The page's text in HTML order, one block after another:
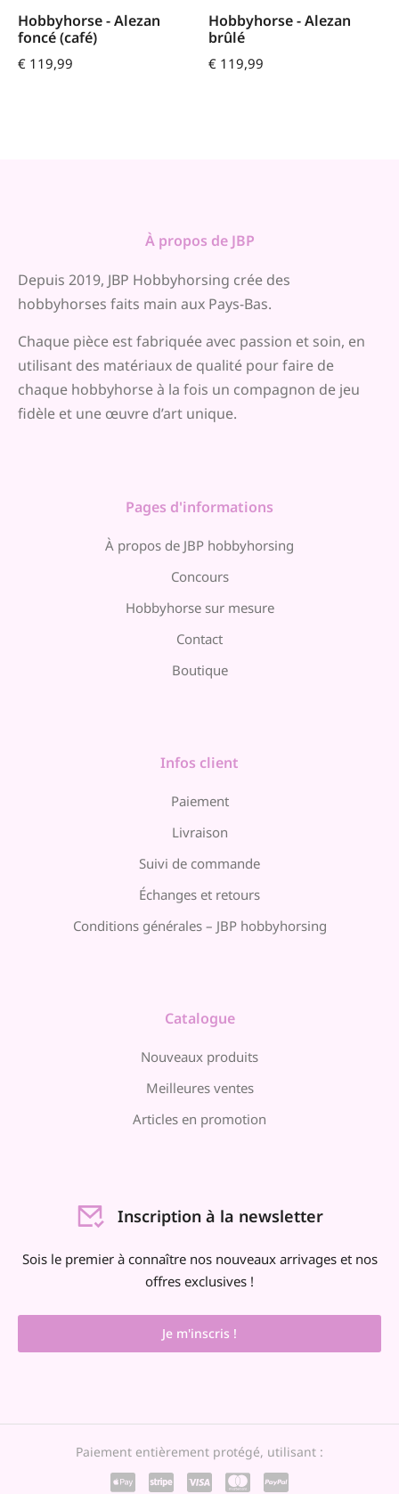
Hobbyhorse - Alezan
foncé (café)
€ 119,99
Hobbyhorse - Alezan
brûlé
€ 119,99
À propos de JBP
Depuis 2019, JBP Hobbyhorsing crée des
hobbyhorses faits main aux Pays-Bas.
Chaque pièce est fabriquée avec passion et soin, en
utilisant des matériaux de qualité pour faire de
chaque hobbyhorse à la fois un compagnon de jeu
fidèle et une œuvre d’art unique.
Pages d'informations
À propos de JBP hobbyhorsing
Concours
Hobbyhorse sur mesure
Contact
Boutique
Infos client
Paiement
Livraison
Suivi de commande
Échanges et retours
Conditions générales – JBP hobbyhorsing
Catalogue
Nouveaux produits
Meilleures ventes
Articles en promotion
Inscription à la newsletter
Sois le premier à connaître nos nouveaux arrivages et nos
offres exclusives !
Je m'inscris !
Paiement entièrement protégé, utilisant :